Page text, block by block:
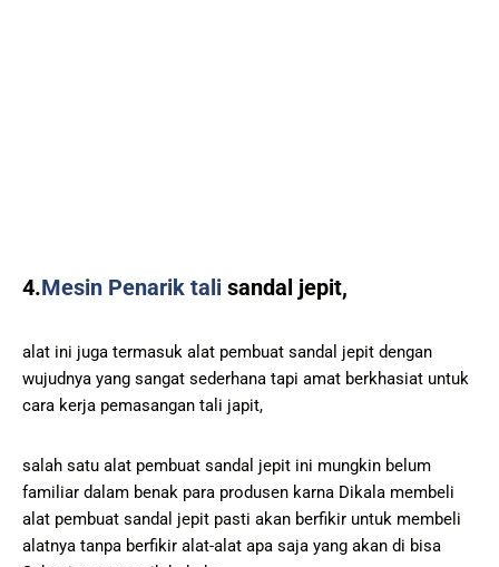
4.Mesin Penarik tali sandal jepit,
alat ini juga termasuk alat pembuat sandal jepit dengan
wujudnya yang sangat sederhana tapi amat berkhasiat untuk
cara kerja pemasangan tali japit,
salah satu alat pembuat sandal jepit ini mungkin belum
familiar dalam benak para produsen karna Dikala membeli
alat pembuat sandal jepit pasti akan berfikir untuk membeli
alatnya tanpa berfikir alat-alat apa saja yang akan di bisa